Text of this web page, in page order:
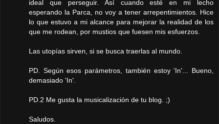
ideal que perseguir. Así cuando esté en mi lecho
esperando la Parca, no voy a tener arrepentimientos. Hice
lo que estuvo a mi alcance para mejorar la realidad de los
que me rodean, por mustios que fuesen mis esfuerzos.
Las utopías sirven, si se busca traerlas al mundo.
PD. Según esos parámetros, también estoy 'In'... Bueno,
demasiado 'In'.
PD.2 Me gusta la musicalización de tu blog. ;)
Saludos.